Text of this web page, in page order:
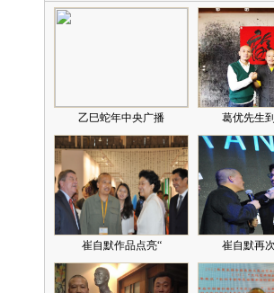
乙巳蛇年中央广播 葛优先生
崔自默作品点亮“ 崔自默再